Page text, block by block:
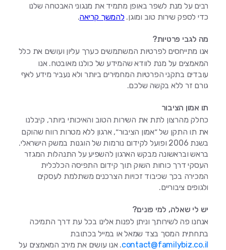
רבים על מנת לשפר באופן מתמיד את מנגוני האבטחה שלנו
כדי לספק שירות טוב ומוגן. להמשך קריאה.
מה לגבי פרטיות?
אנו מתייחסים לפרטיות המשתמשים כערך עליון ועושים את כלל
המאמצים על מנת לוודא שהמידע של כולנו מאובטח. אנו
עובדים בתקני הפרטיות המחמירים ביותר ולא נעביר מידע לאף
גורם זר ללא בקשה שלכם.
תו אמון הציבור
כחלק מהרצון לתת את השירות הטוב והאיכותי ביותר, קיבלנו
את תו התקן של ״אמון הציבור״, ארגון ללא מטרות רווח שהוקם
בשנת 2006 ופועל לקידום נורמות של הוגנות במשק הישראלי.
בראש ובראשונה מבקש הארגון להשפיע על התנהלות המגזר
העסקי דרך כוחות השוק תוך קידום התפיסה הכלכלית
המכירה בכך שכיבוד זכויות הצרכנים משתלמת לעסקים
ולגופים ציבוריים.
יש לי שאלה, למי פונים?
אנחנו פה לשירותך וניתן לפנות אלינו בכל עת דרך התמיכה
בתחתית המסך בצד שמאל או במייל בכתובת
contact@familybiz.co.il. אנו עושים את מירב המאמצים על